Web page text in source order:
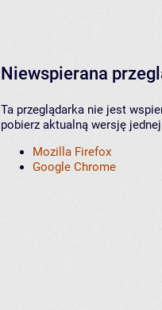
Niewspierana
Ta przeglądarka nie jest
pobierz aktualną wersję
Mozilla Firefox
Google Chrome